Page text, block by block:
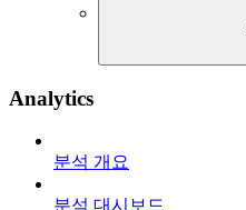
Analytics
분석 개요
분석 대시보드